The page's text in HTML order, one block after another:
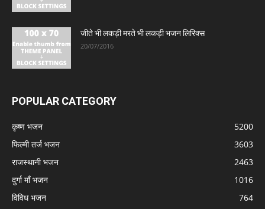
जीते भी लकड़ी मरते भी लकड़ी भजन लिरिक्स
20/07/2016
POPULAR CATEGORY
कृष्ण भजन
5200
फिल्मी तर्ज भजन
3603
राजस्थानी भजन
2463
दुर्गा माँ भजन
1016
विविध भजन
764